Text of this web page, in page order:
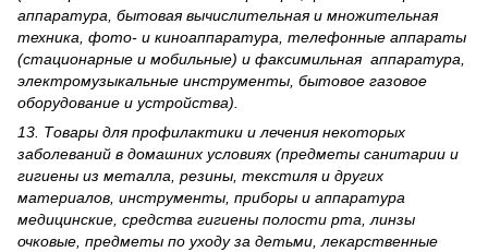
аппаратура, бытовая вычислительная и множительная
техника, фото- и киноаппаратура, телефонные аппараты
(стационарные и мобильные) и факсимильная аппаратура,
электрому­зыкальные инструменты, бытовое газовое
оборудование и устройства).
13. Товары для профилактики и лечения некоторых
заболеваний в домашних условиях (предметы санитарии и
гигиены из металла, резины, текстиля и других
материалов, инструменты, приборы и аппаратура
медицинские, средства гигиены полости рта, линзы
очковые, предметы по уходу за детьми, лекарственные